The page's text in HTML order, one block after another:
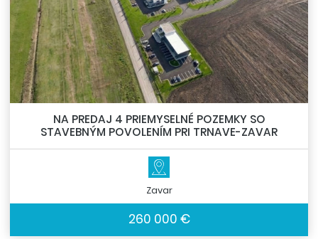
NA PREDAJ 4 PRIEMYSELNÉ POZEMKY SO
STAVEBNÝM POVOLENÍM PRI TRNAVE-ZAVAR
Zavar
260 000 €